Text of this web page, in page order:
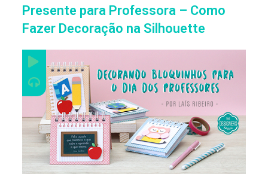
Presente para Professora – Como
Fazer Decoração na Silhouette